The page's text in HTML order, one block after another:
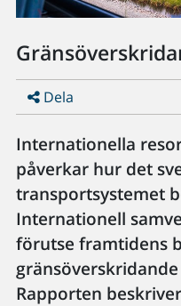
Dela
Internationella
påverkar hur det
transportsystemet
Internationell
förutse framtidens
Rapporten